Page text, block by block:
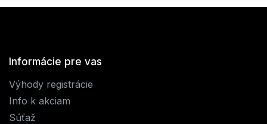
Informácie pre vas
Výhody registrácie
Info k akciam
Súťaž